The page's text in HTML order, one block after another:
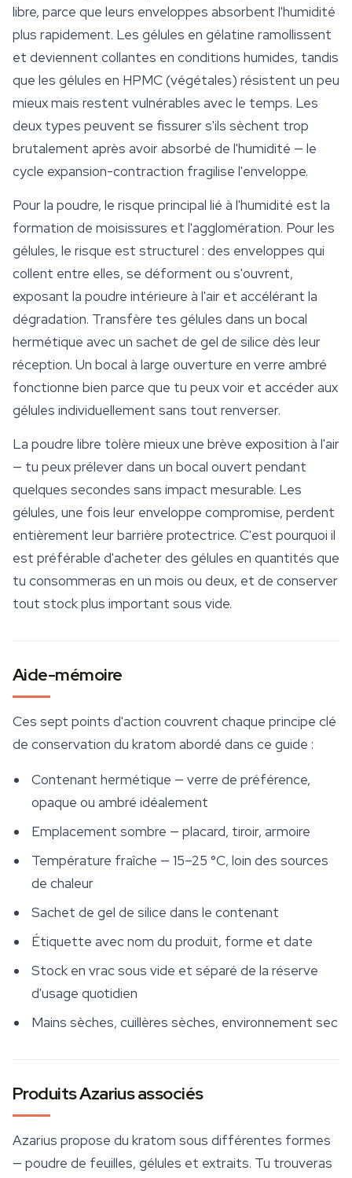
libre, parce que leurs enveloppes absorbent l'humidité
plus rapidement. Les gélules en gélatine ramollissent
et deviennent collantes en conditions humides, tandis
que les gélules en HPMC (végétales) résistent un peu
mieux mais restent vulnérables avec le temps. Les
deux types peuvent se fissurer s'ils sèchent trop
brutalement après avoir absorbé de l'humidité — le
cycle expansion-contraction fragilise l'enveloppe.
Pour la poudre, le risque principal lié à l'humidité est la
formation de moisissures et l'agglomération. Pour les
gélules, le risque est structurel : des enveloppes qui
collent entre elles, se déforment ou s'ouvrent,
exposant la poudre intérieure à l'air et accélérant la
dégradation. Transfère tes gélules dans un bocal
hermétique avec un sachet de gel de silice dès leur
réception. Un bocal à large ouverture en verre ambré
fonctionne bien parce que tu peux voir et accéder aux
gélules individuellement sans tout renverser.
La poudre libre tolère mieux une brève exposition à l'air
— tu peux prélever dans un bocal ouvert pendant
quelques secondes sans impact mesurable. Les
gélules, une fois leur enveloppe compromise, perdent
entièrement leur barrière protectrice. C'est pourquoi il
est préférable d'acheter des gélules en quantités que
tu consommeras en un mois ou deux, et de conserver
tout stock plus important sous vide.
Aide-mémoire
Ces sept points d'action couvrent chaque principe clé
de conservation du kratom abordé dans ce guide :
Contenant hermétique — verre de préférence,
opaque ou ambré idéalement
Emplacement sombre — placard, tiroir, armoire
Température fraîche — 15–25 °C, loin des sources
de chaleur
Sachet de gel de silice dans le contenant
Étiquette avec nom du produit, forme et date
Stock en vrac sous vide et séparé de la réserve
d'usage quotidien
Mains sèches, cuillères sèches, environnement sec
Produits Azarius associés
Azarius propose du kratom sous différentes formes
— poudre de feuilles, gélules et extraits. Tu trouveras